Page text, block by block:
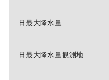
日最大降水量
日最大降水量観測地